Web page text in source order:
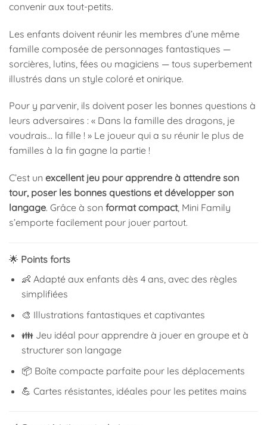
convenir aux tout-petits.
Les enfants doivent réunir les membres d’une même
famille composée de personnages fantastiques —
sorcières, lutins, fées ou magiciens — tous superbement
illustrés dans un style coloré et onirique.
Pour y parvenir, ils doivent poser les bonnes questions à
leurs adversaires : « Dans la famille des dragons, je
voudrais… la fille ! » Le joueur qui a su réunir le plus de
familles à la fin gagne la partie !
C’est un excellent jeu pour apprendre à attendre son
tour, poser les bonnes questions et développer son
langage. Grâce à son format compact, Mini Family
s’emporte facilement pour jouer partout.
🌟 Points forts
👶 Adapté aux enfants dès 4 ans, avec des règles
simplifiées
🎨 Illustrations fantastiques et captivantes
👪 Jeu idéal pour apprendre à jouer en groupe et à
structurer son langage
📦 Boîte compacte parfaite pour les déplacements
💪 Cartes résistantes, idéales pour les petites mains